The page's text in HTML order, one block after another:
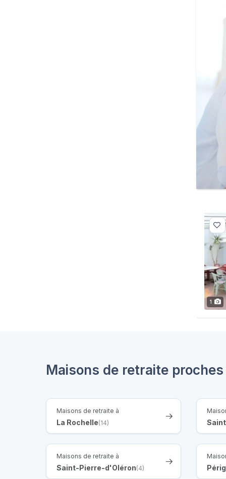
1
Maisons de retraite
Maisons de retraite à
La Rochelle(14)
Maisons de retraite à
Saint-Pierre-d'Oléron(4)